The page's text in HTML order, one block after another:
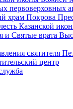
первоверховных
храм Покрова
Казанской
и Святые врата
святителя
центр